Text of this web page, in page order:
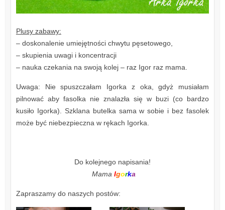
Plusy zabawy:
– doskonalenie umiejętności chwytu pęsetowego,
– skupienia uwagi i koncentracji
– nauka czekania na swoją kolej – raz Igor raz mama.
Uwaga: Nie spuszczałam Igorka z oka, gdyż musiałam
pilnować aby fasolka nie znalazła się w buzi (co bardzo
kusiło Igorka). Szklana butelka sama w sobie i bez fasolek
może być niebezpieczna w rękach Igorka.
Do kolejnego napisania!
Mama Igorka
Zapraszamy do naszych postów: